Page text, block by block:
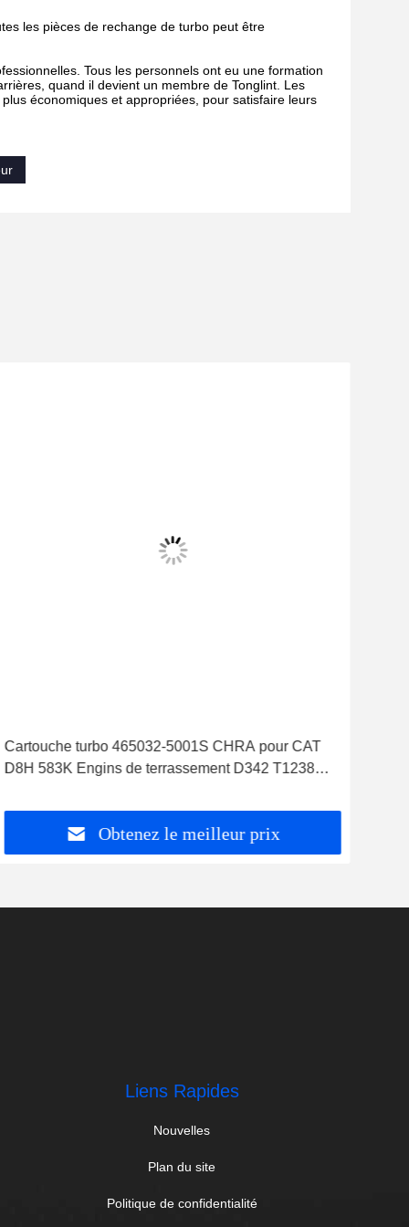
les pièces de rechange de turbo peut être
Tous les personnels ont eu une formation
quand il devient un membre de Tonglint. Les
économiques et appropriées, pour satisfaire leurs
Cartouche turbo 465032-5001S CHRA pour CAT
D8H 583K Engins de terrassement D342 T1238
Obtenez le meilleur prix
Liens Rapides
Nouvelles
Plan du site
Politique de confidentialité